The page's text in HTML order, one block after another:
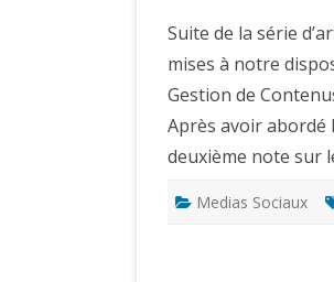
Suite de la série
mises à notre
Gestion de
Après avoir abordé
deuxième note sur
Medias Sociaux